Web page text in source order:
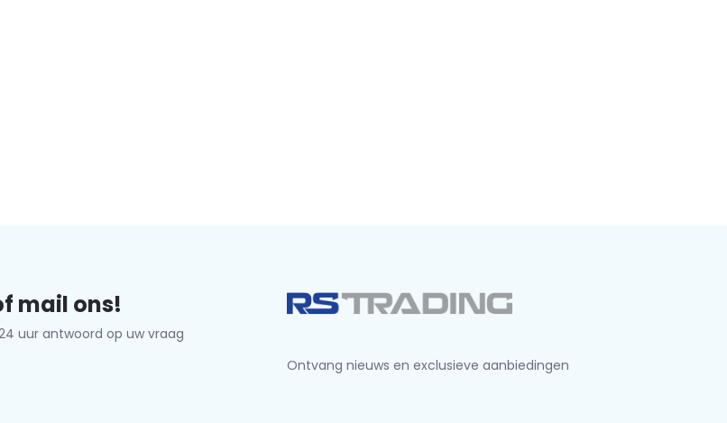
mail ons!
uur antwoord op uw vraag
Ontvang nieuws en exclusieve aanbiedingen